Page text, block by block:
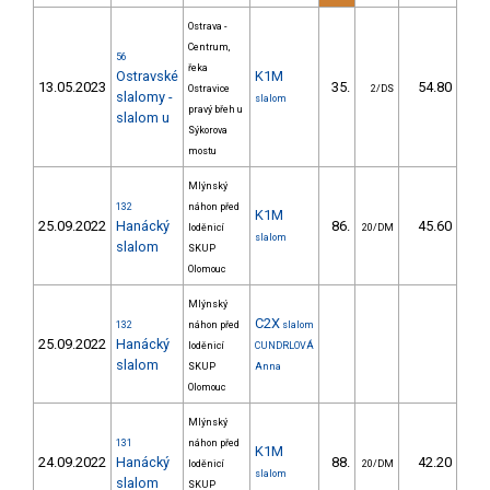
13.05.2023
56
Ostravské
slalomy -
slalom u
Ostrava -
Centrum,
řeka
Ostravice
pravý břeh u
Sýkorova
mostu
K1M
slalom
35. 2/DS 54.80
25.09.2022
132
Hanácký
slalom
Mlýnský
náhon před
loděnicí
SKUP
Olomouc
K1M
slalom
86. 20/DM 45.60
25.09.2022
132
Hanácký
slalom
Mlýnský
náhon před
loděnicí
SKUP
Olomouc
C2X slalom
CUNDRLOVÁ
Anna
24.09.2022
131
Hanácký
slalom
Mlýnský
náhon před
loděnicí
SKUP
K1M
slalom
88. 20/DM 42.20